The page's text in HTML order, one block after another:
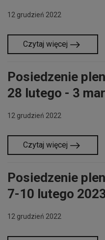
12 grudzień 2022
Czytaj więcej
Posiedzenie
28 lutego - 3
12 grudzień 2022
Czytaj więcej
Posiedzenie
7-10 lutego
12 grudzień 2022